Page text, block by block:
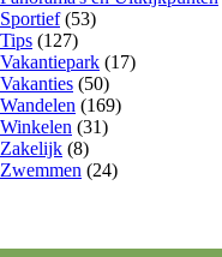
Sportief(53)
Tips (127)
Vakantiepark (17)
Vakanties (50)
Wandelen (169)
Winkelen (31)
Zakelijk (8)
Zwemmen (24)